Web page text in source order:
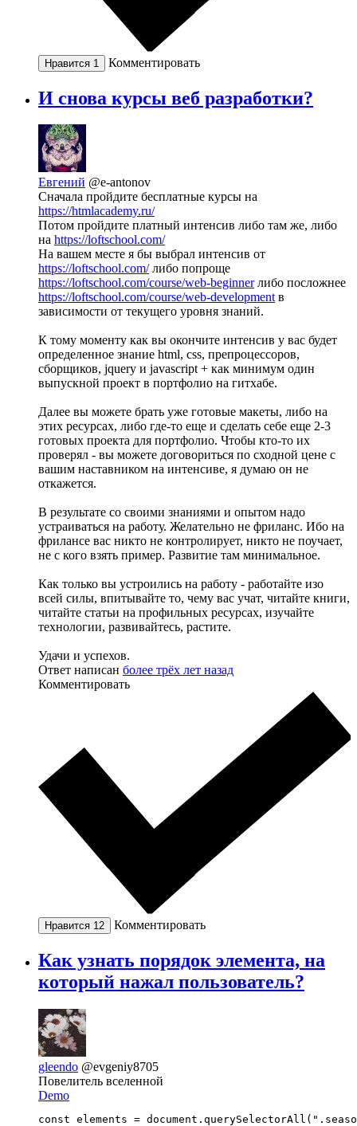
Нравится 1 Комментировать
И снова курсы веб разработки?
Евгений @e-antonov
Сначала пройдите бесплатные курсы на
https://htmlacademy.ru/
Потом пройдите платный интенсив либо там же, либо
на https://loftschool.com/
На вашем месте я бы выбрал интенсив от
https://loftschool.com/либо попроще
https://loftschool.com/course/web-beginnerлибо посложнее
https://loftschool.com/course/web-developmentв
зависимости от текущего уровня знаний.
К тому моменту как вы окончите интенсив у вас будет
определенное знание html, css, препроцессоров,
сборщиков, jquery и javascript + как минимум один
выпускной проект в портфолио на гитхабе.
Далее вы можете брать уже готовые макеты, либо на
этих ресурсах, либо где-то еще и сделать себе еще 2-3
готовых проекта для портфолио. Чтобы кто-то их
проверял - вы можете договориться по сходной цене с
вашим наставником на интенсиве, я думаю он не
откажется.
В результате со своими знаниями и опытом надо
устраиваться на работу. Желательно не фриланс. Ибо на
фрилансе вас никто не контролирует, никто не поучает,
не с кого взять пример. Развитие там минимальное.
Как только вы устроились на работу - работайте изо
всей силы, впитывайте то, чему вас учат, читайте книги,
читайте статьи на профильных ресурсах, изучайте
технологии, развивайтесь, растите.
Удачи и успехов.
Ответ написан более трёх лет назад
Комментировать
Нравится 12 Комментировать
Как узнать порядок элемента, на
который нажал пользователь?
gleendo @evgeniy8705
Повелитель вселенной
Demo
const elements =